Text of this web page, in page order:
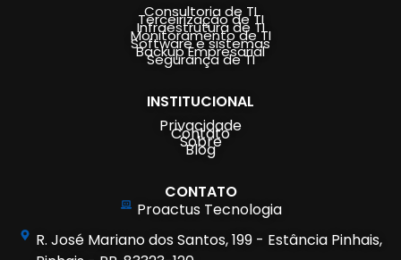
Consultoria de TI
Terceirização de TI
Infraestrutura de TI
Monitoramento de TI
Software e sistemas
Backup Empresarial
Segurança de TI
INSTITUCIONAL
Privacidade
Contato
Sobre
Blog
CONTATO
Proactus Tecnologia
R. José Mariano dos Santos, 199 - Estância Pinhais,